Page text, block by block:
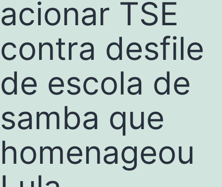
acionar TSE
contra desfile
de escola de
samba que
homenageou